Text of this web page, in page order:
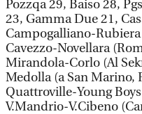
Pozzqa 29, Baiso 28,
23, Gamma Due 21,
Campogalliano-
Cavezzo-Novellara
Mirandola-Corlo (Al
Medolla (a San Marino,
Quattroville-Young
V.Mandrio-V.Cibeno